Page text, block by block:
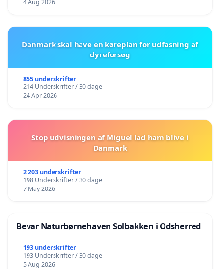
4 Aug 2026
Danmark skal have en køreplan for udfasning af
dyreforsøg
855 underskrifter
214 Underskrifter / 30 dage
24 Apr 2026
Stop udvisningen af Miguel lad ham blive i
Danmark
2 203 underskrifter
198 Underskrifter / 30 dage
7 May 2026
Bevar Naturbørnehaven Solbakken i Odsherred
193 underskrifter
193 Underskrifter / 30 dage
5 Aug 2026